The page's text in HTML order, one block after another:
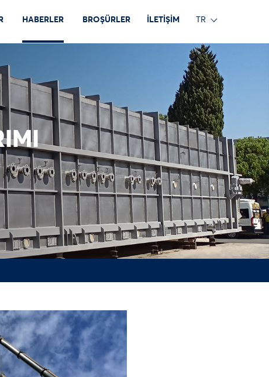
HABERLER BROŞÜRLER İLETİŞİM TR